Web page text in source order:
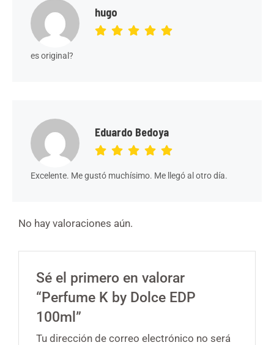
hugo
es original?
Eduardo Bedoya
Excelente. Me gustó muchísimo. Me llegó al otro día.
No hay valoraciones aún.
Sé el primero en valorar
“Perfume K by Dolce EDP
100ml”
Tu dirección de correo electrónico no será